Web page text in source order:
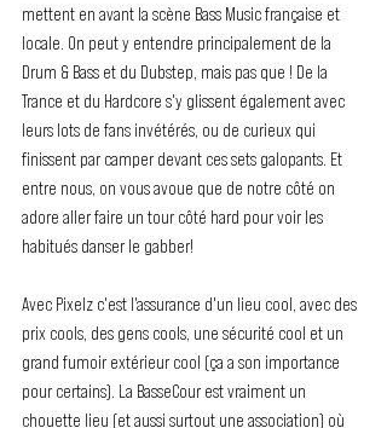
mettent en avant la scène Bass Music française et
locale. On peut y entendre principalement de la
Drum & Bass et du Dubstep, mais pas que ! De la
Trance et du Hardcore s'y glissent également avec
leurs lots de fans invétérés, ou de curieux qui
finissent par camper devant ces sets galopants. Et
entre nous, on vous avoue que de notre côté on
adore aller faire un tour côté hard pour voir les
habitués danser le gabber!
Avec Pixelz c'est l'assurance d'un lieu cool, avec des
prix cools, des gens cools, une sécurité cool et un
grand fumoir extérieur cool (ça a son importance
pour certains). La BasseCour est vraiment un
chouette lieu (et aussi surtout une association) où